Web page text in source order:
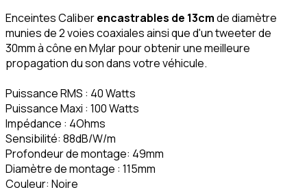
Enceintes Caliberencastrables de 13cmde diamètre
munies de 2 voies coaxiales ainsi que d'un tweeter de
30mm à cône en Mylar pour obtenir une meilleure
propagation du son dans votre véhicule.
Puissance RMS : 40 Watts
Puissance Maxi : 100 Watts
Impédance : 4Ohms
Sensibilité: 88dB/W/m
Profondeur de montage: 49mm
Diamètre de montage : 115mm
Couleur: Noire